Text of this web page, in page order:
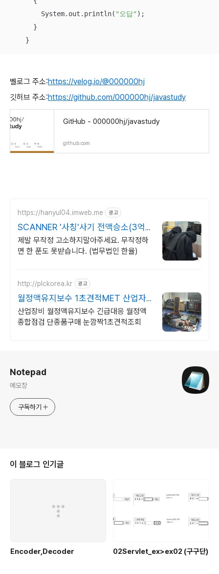
        System.out.println(
"오답" );
      }
    }
벨로그 주소:https://velog.io/@000000hj
깃허브 주소:https://github.com/000000hj/javastudy
GitHub - 000000hj/javastudy
github.com
https://hanyul04.imweb.me 광고
SCANNER '사칭'사기 전액승소(3억7
천) 사례보유
제발 무작정 고소하지말아주세요. 무작정하
면 한 푼도 못받습니다. (법무법인 한율)
http://plckorea.kr 광고
월정액유지보수 1초견적MET 산업자
동화 장비판매수리보수
산업장비 월정액유지보수 긴급대응 월정액
종합점검 단종품구매 눈깜짝1초견적조회
Notepad
메모장
구독하기
이 블로그 인기글
Encoder,Decoder 02Servlet_ex>ex02 (구구단)